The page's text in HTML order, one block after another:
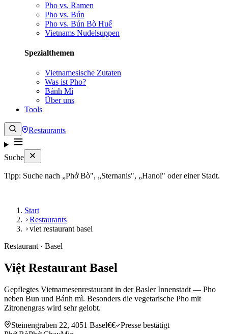
Pho vs. Ramen
Pho vs. Bún
Pho vs. Bún Bò Huế
Vietnams Nudelsuppen
Spezialthemen
Vietnamesische Zutaten
Was ist Pho?
Bánh Mì
Über uns
Tools
Restaurants
Suche
Tipp: Suche nach „Phở Bò", „Sternanis", „Hanoi" oder einer Stadt.
Start
Restaurants
viet restaurant basel
Restaurant · Basel
Việt Restaurant Basel
Gepflegtes Vietnamesenrestaurant in der Basler Innenstadt — Pho
neben Bun und Bánh mì. Besonders die vegetarische Pho mit
Zitronengras wird sehr gelobt.
Steinengraben 22, 4051 Basel€€ Presse bestätigt